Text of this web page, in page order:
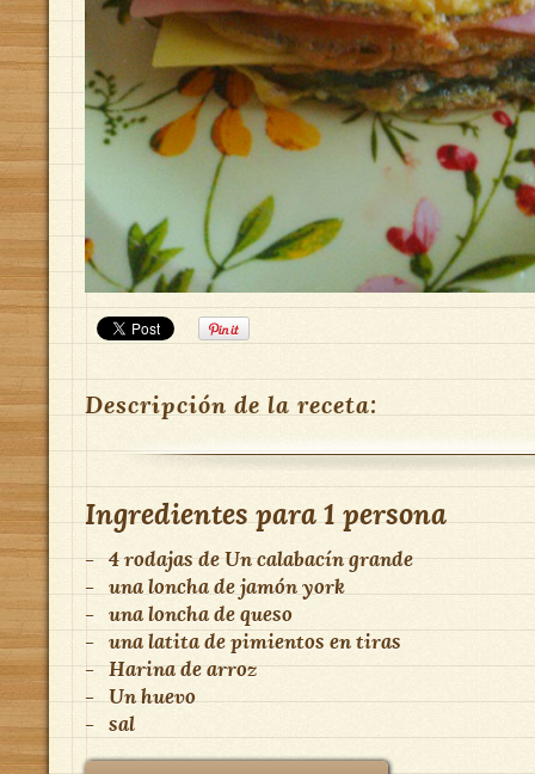
Descripción de la receta:
Ingredientes para1 persona
- 4 rodajasdeUn calabacín grande
- una loncha de jamón york
- una loncha de queso
- una latita de pimientos en tiras
- Harina de arroz
- Un huevo
- sal